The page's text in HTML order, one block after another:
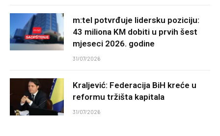
m:tel potvrđuje lidersku poziciju:
43 miliona KM dobiti u prvih šest
mjeseci 2026. godine
31/07/2026
Kraljević: Federacija BiH kreće u
reformu tržišta kapitala
31/07/2026